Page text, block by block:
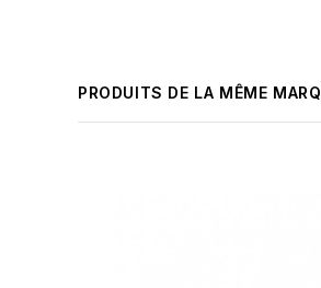
PRODUITS DE LA MÊME